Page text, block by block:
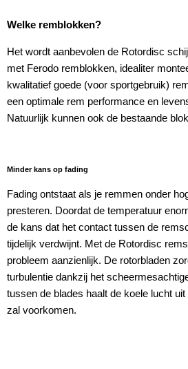
Welke remblokken?
Het wordt aanbevolen de Rotordisc
met Ferodo remblokken, idealiter
kwalitatief goede (voor sportgebruik)
een optimale rem performance en
Natuurlijk kunnen ook de bestaande
Minder kans op fading
Fading ontstaat als je remmen onder
presteren. Doordat de temperatuur
de kans dat het contact tussen de
tijdelijk verdwijnt. Met de Rotordisc
probleem aanzienlijk. De rotorbladen
turbulentie dankzij het
tussen de blades haalt de koele lucht
zal voorkomen.